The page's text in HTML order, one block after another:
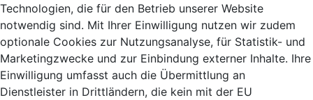
Technologien, die für den Betrieb unserer Website
notwendig sind. Mit Ihrer Einwilligung nutzen wir zudem
optionale Cookies zur Nutzungsanalyse, für Statistik- und
Marketingzwecke und zur Einbindung externer Inhalte. Ihre
Einwilligung umfasst auch die Übermittlung an
Dienstleister in Drittländern, die kein mit der EU